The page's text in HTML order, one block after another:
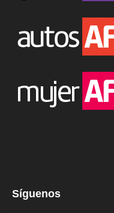
Síguenos